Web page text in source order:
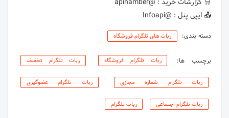
📤 ایپی پنل : @Infoapi
دسته بندی: ربات های تلگرام فروشگاه
برچسب ها: ربات تلگرام فروشگاه ربات تلگرام تخفیف
ربات تلگرام شماره مجازی ربات تلگرام عضوگیری
ربات تلگرام اجتماعی ربات تلگرام